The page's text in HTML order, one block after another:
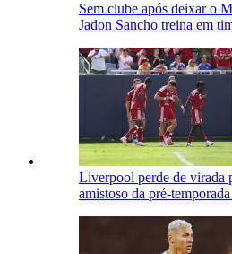
Sem clube após deixar o
Jadon Sancho treina em
Liverpool perde de virada
amistoso da pré-